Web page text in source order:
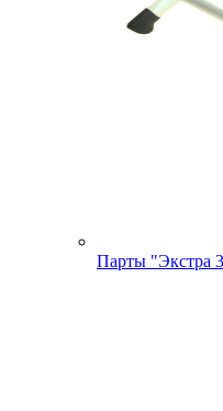
Парты "Экстра